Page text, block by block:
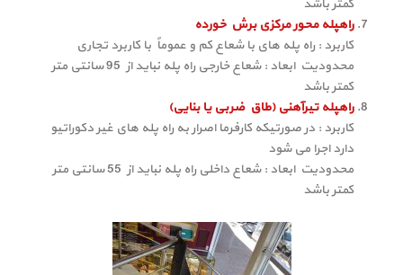
راهپله محور مرکزی برش خورده
کاربرد : راه پله های با شعاع کم و عموماً با کاربرد تجاری
محدودیت ابعاد : شعاع خارجی راه پله نباید از 95 سانتی متر
کمتر باشد
راهپله تیرآهنی (طاق ضربی یا بنایی)
کاربرد : در صورتیکه کارفرما اصرار به راه پله های غیر دکوراتیو
دارد اجرا می شود
محدودیت ابعاد : شعاع داخلی راه پله نباید از 55 سانتی متر
کمتر باشد